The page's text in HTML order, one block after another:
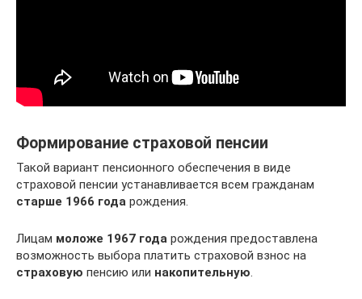
Формирование страховой пенсии
Такой вариант пенсионного обеспечения в виде
страховой пенсии устанавливается всем гражданам
старше 1966 года рождения.
Лицам моложе 1967 года рождения предоставлена
возможность выбора платить страховой взнос на
страховую пенсию или накопительную